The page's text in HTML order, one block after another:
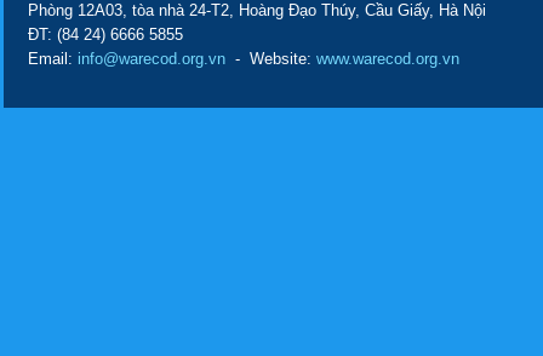
Phòng 12A03, tòa nhà 24-T2, Hoàng Đạo Thúy, Cầu Giấy, Hà Nội
ĐT: (84 24) 6666 5855
Email: info@warecod.org.vn - Website: www.warecod.org.vn